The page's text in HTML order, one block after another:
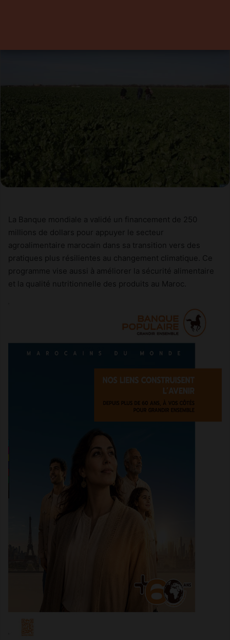
La Banque mondiale a validé un financement de 250
millions de dollars pour appuyer le secteur
agroalimentaire marocain dans sa transition vers des
pratiques plus résilientes au changement climatique. Ce
programme vise aussi à améliorer la sécurité alimentaire
et la qualité nutritionnelle des produits au Maroc.